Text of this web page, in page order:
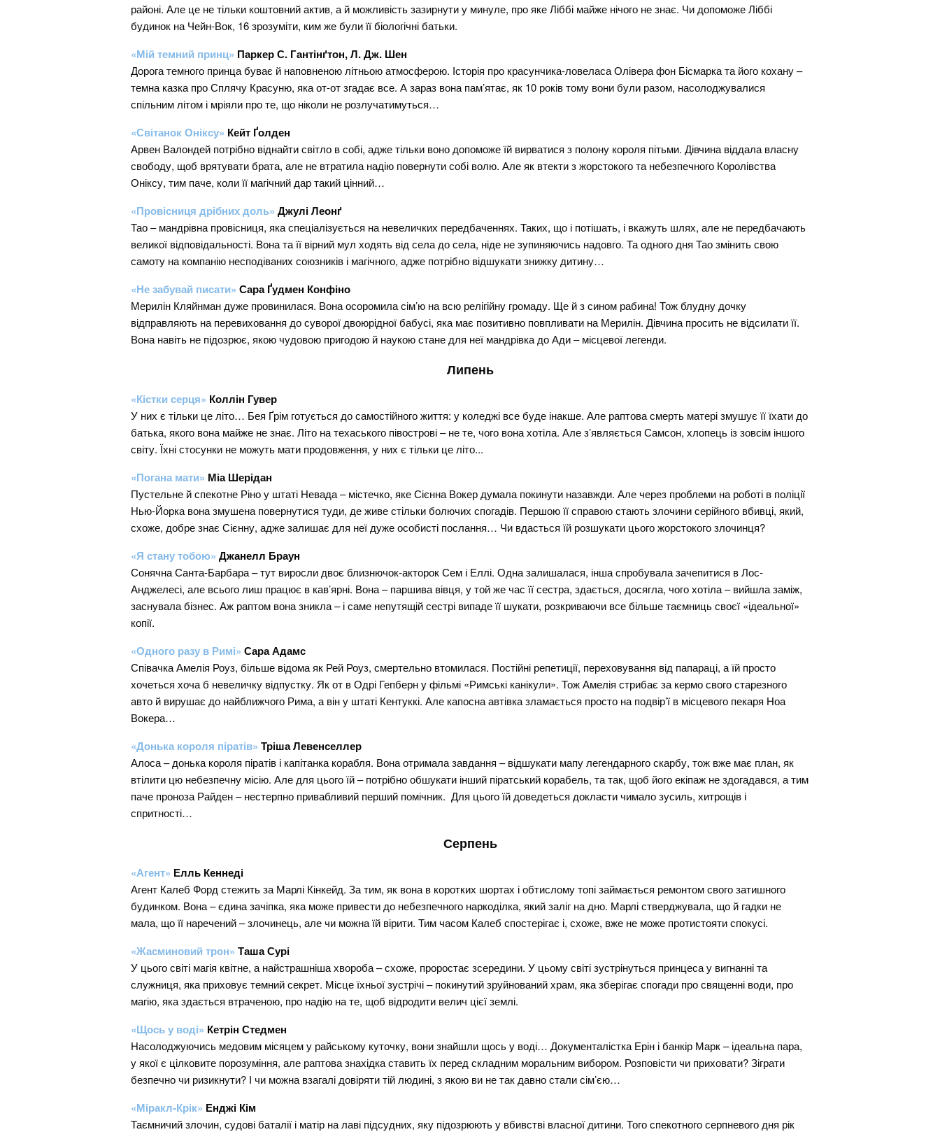
районі. Але це не тільки коштовний актив, а й можливість зазирнути у минуле, про яке Ліббі майже нічого не знає. Чи допоможе Ліббі
будинок на Чейн-Вок, 16 зрозуміти, ким же були її біологічні батьки.
«Мій темний принц» Паркер С. Гантінґтон, Л. Дж. Шен
Дорога темного принца буває й наповненою літньою атмосферою. Історія про красунчика-ловеласа Олівера фон Бісмарка та його кохану –
темна казка про Сплячу Красуню, яка от-от згадає все. А зараз вона пам’ятає, як 10 років тому вони були разом, насолоджувалися
спільним літом і мріяли про те, що ніколи не розлучатимуться…
«Світанок Оніксу» Кейт Ґолден
Арвен Валондей потрібно віднайти світло в собі, адже тільки воно допоможе їй вирватися з полону короля пітьми. Дівчина віддала власну
свободу, щоб врятувати брата, але не втратила надію повернути собі волю. Але як втекти з жорстокого та небезпечного Королівства
Оніксу, тим паче, коли її магічний дар такий цінний…
«Провісниця дрібних доль» Джулі Леонґ
Тао – мандрівна провісниця, яка спеціалізується на невеличких передбаченнях. Таких, що і потішать, і вкажуть шлях, але не передбачають
великої відповідальності. Вона та її вірний мул ходять від села до села, ніде не зупиняючись надовго. Та одного дня Тао змінить свою
самоту на компанію несподіваних союзників і магічного, адже потрібно відшукати знижку дитину…
«Не забувай писати» Сара Ґудмен Конфіно
Мерилін Кляйнман дуже провинилася. Вона осоромила сім’ю на всю релігійну громаду. Ще й з сином рабина! Тож блудну дочку
відправляють на перевиховання до суворої двоюрідної бабусі, яка має позитивно повпливати на Мерилін. Дівчина просить не відсилати її.
Вона навіть не підозрює, якою чудовою пригодою й наукою стане для неї мандрівка до Ади – місцевої легенди.
Липень
«Кістки серця» Коллін Гувер
У них є тільки це літо… Бея Ґрім готується до самостійного життя: у коледжі все буде інакше. Але раптова смерть матері змушує її їхати до
батька, якого вона майже не знає. Літо на техаського півострові – не те, чого вона хотіла. Але з’являється Самсон, хлопець із зовсім іншого
світу. Їхні стосунки не можуть мати продовження, у них є тільки це літо...
«Погана мати» Міа Шерідан
Пустельне й спекотне Ріно у штаті Невада – містечко, яке Сієнна Вокер думала покинути назавжди. Але через проблеми на роботі в поліції
Нью-Йорка вона змушена повернутися туди, де живе стільки болючих спогадів. Першою її справою стають злочини серійного вбивці, який,
схоже, добре знає Сієнну, адже залишає для неї дуже особисті послання… Чи вдасться їй розшукати цього жорстокого злочинця?
«Я стану тобою» Джанелл Браун
Сонячна Санта-Барбара – тут виросли двоє близнючок-акторок Сем і Еллі. Одна залишалася, інша спробувала зачепитися в Лос-
Анджелесі, але всього лиш працює в кав’ярні. Вона – паршива вівця, у той же час її сестра, здається, досягла, чого хотіла – вийшла заміж,
заснувала бізнес. Аж раптом вона зникла – і саме непутящій сестрі випаде її шукати, розкриваючи все більше таємниць своєї «ідеальної»
копії.
«Одного разу в Римі» Сара Адамс
Співачка Амелія Роуз, більше відома як Рей Роуз, смертельно втомилася. Постійні репетиції, переховування від папараці, а їй просто
хочеться хоча б невеличку відпустку. Як от в Одрі Гепберн у фільмі «Римські канікули». Тож Амелія стрибає за кермо свого старезного
авто й вирушає до найближчого Рима, а він у штаті Кентуккі. Але капосна автівка зламається просто на подвір’ї в місцевого пекаря Ноа
Вокера…
«Донька короля піратів» Тріша Левенселлер
Алоса – донька короля піратів і капітанка корабля. Вона отримала завдання – відшукати мапу легендарного скарбу, тож вже має план, як
втілити цю небезпечну місію. Але для цього їй – потрібно обшукати інший піратський корабель, та так, щоб його екіпаж не здогадався, а тим
паче проноза Райден – нестерпно привабливий перший помічник. Для цього їй доведеться докласти чимало зусиль, хитрощів і
спритності…
Серпень
«Агент» Елль Кеннеді
Агент Калеб Форд стежить за Марлі Кінкейд. За тим, як вона в коротких шортах і обтислому топі займається ремонтом свого затишного
будинком. Вона – єдина зачіпка, яка може привести до небезпечного наркоділка, який заліг на дно. Марлі стверджувала, що й гадки не
мала, що її наречений – злочинець, але чи можна їй вірити. Тим часом Калеб спостерігає і, схоже, вже не може протистояти спокусі.
«Жасминовий трон» Таша Сурі
У цього світі магія квітне, а найстрашніша хвороба – схоже, проростає зсередини. У цьому світі зустрінуться принцеса у вигнанні та
служниця, яка приховує темний секрет. Місце їхньої зустрічі – покинутий зруйнований храм, яка зберігає спогади про священні води, про
магію, яка здається втраченою, про надію на те, щоб відродити велич цієї землі.
«Щось у воді» Кетрін Стедмен
Насолоджуючись медовим місяцем у райському куточку, вони знайшли щось у воді… Документалістка Ерін і банкір Марк – ідеальна пара,
у якої є цілковите порозуміння, але раптова знахідка ставить їх перед складним моральним вибором. Розповісти чи приховати? Зіграти
безпечно чи ризикнути? І чи можна взагалі довіряти тій людині, з якою ви не так давно стали сім’єю…
«Міракл-Крік» Енджі Кім
Таємничий злочин, судові баталії і матір на лаві підсудних, яку підозрюють у вбивстві власної дитини. Того спекотного серпневого дня рік